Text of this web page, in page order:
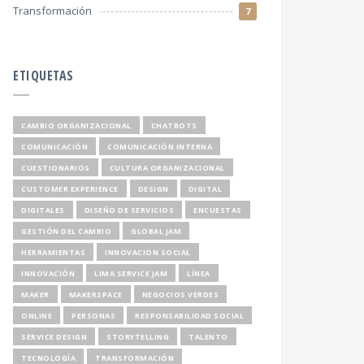
Transformación 7
ETIQUETAS
CAMBIO ORGANIZACIONAL
CHATBOTS
COMUNICACIÓN
COMUNICACIÓN INTERNA
CUESTIONARIOS
CULTURA ORGANIZACIONAL
CUSTOMER EXPERIENCE
DESIGN
DIGITAL
DIGITALES
DISEÑO DE SERVICIOS
ENCUESTAS
GESTIÓN DEL CAMBIO
GLOBAL JAM
HERRAMIENTAS
INNOVACION SOCIAL
INNOVACIÓN
LIMA SERVICE JAM
LÍNEA
MAKER
MAKERSPACE
NEGOCIOS VERDES
ONLINE
PERSONAS
RESPONSABILIDAD SOCIAL
SERVICE DESIGN
STORYTELLING
TALENTO
TECNOLOGÍA
TRANSFORMACIÓN